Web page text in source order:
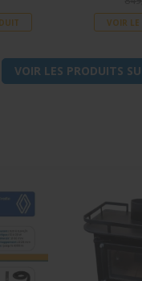
VOIR
VOIR LES PRODUITS